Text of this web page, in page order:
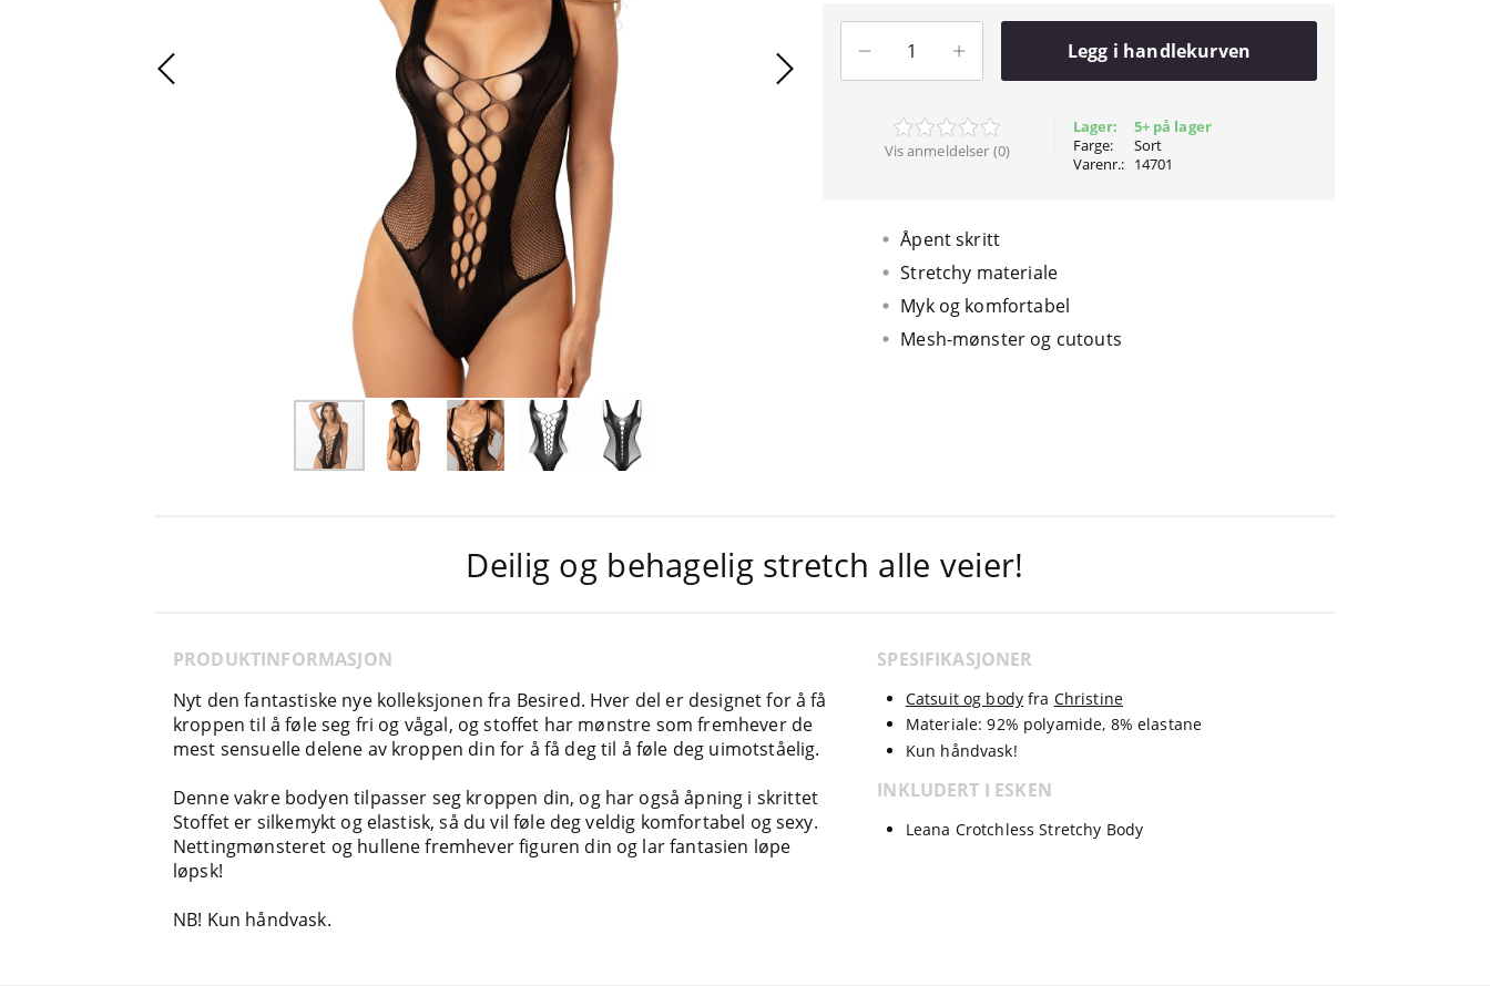
Legg i handlekurven
Vis anmeldelser (0)
Lager:
Farge:
Varenr.:
5+ på lager
Sort
14701
Åpent skritt
Stretchy materiale
Myk og komfortabel
Mesh-mønster og cutouts
Deilig og behagelig stretch alle veier!
PRODUKTINFORMASJON
Nyt den fantastiske nye kolleksjonen fra Besired. Hver del er designet for å få
kroppen til å føle seg fri og vågal, og stoffet har mønstre som fremhever de
mest sensuelle delene av kroppen din for å få deg til å føle deg uimotståelig.
Denne vakre bodyen tilpasser seg kroppen din, og har også åpning i skrittet
Stoffet er silkemykt og elastisk, så du vil føle deg veldig komfortabel og sexy.
Nettingmønsteret og hullene fremhever figuren din og lar fantasien løpe
løpsk!
NB! Kun håndvask.
SPESIFIKASJONER
Catsuit og bodyfra Christine
Materiale: 92% polyamide, 8% elastane
Kun håndvask!
INKLUDERT I ESKEN
Leana Crotchless Stretchy Body